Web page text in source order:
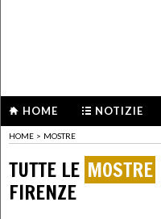
HOME NOTIZIE
HOME > MOSTRE
TUTTE LE MOSTRE
FIRENZE